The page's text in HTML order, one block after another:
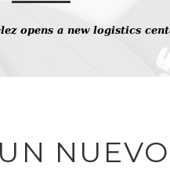
opens a new logistics